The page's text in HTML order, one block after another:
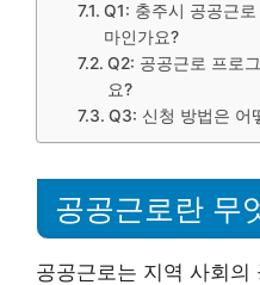
Q1: 충주시 공공근
마인가요?
Q2: 공공근로 프로
요?
Q3: 신청 방법은 어
공공근로란 무
공공근로는 지역 사회의